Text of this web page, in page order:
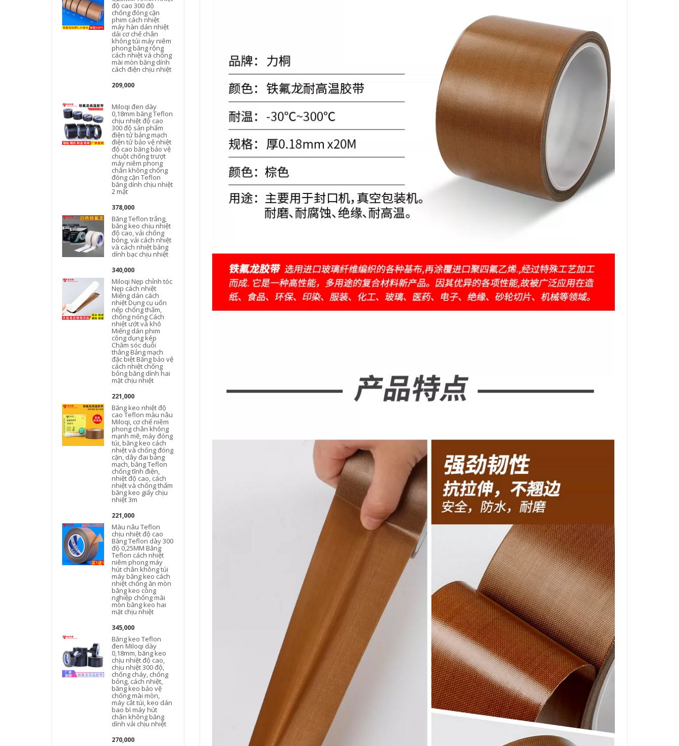
độ cao 300 độ
chống đóng cặn
phim cách nhiệt
máy hàn dán nhiệt
dải cơ chế chân
không túi máy niêm
phong băng rộng
cách nhiệt và chống
mài mòn băng dính
cách điện chịu nhiệt
209,000
Miloqi đen dày
0,18mm băng Teflon
chịu nhiệt độ cao
300 độ sản phẩm
điện tử bảng mạch
điện tử bảo vệ nhiệt
độ cao băng bảo vệ
chuột chống trượt
máy niêm phong
chân không chống
đóng cặn Teflon
băng dính chịu nhiệt
2 mặt
378,000
Băng Teflon trắng,
băng keo chịu nhiệt
độ cao, vải chống
bỏng, vải cách nhiệt
và cách nhiệt băng
dính bạc chịu nhiệt
340,000
Miloqi Nẹp chỉnh tóc
Nẹp cách nhiệt
Miếng dán cách
nhiệt Dụng cụ uốn
nếp chống thấm,
chống nóng Cách
nhiệt ướt và khô
Miếng dán phim
công dụng kép
Chăm sóc duỗi
thẳng Bảng mạch
đặc biệt Băng bảo vệ
cách nhiệt chống
bỏng băng dính hai
mặt chịu nhiệt
221,000
Băng keo nhiệt độ
cao Teflon màu nâu
Miloqi, cơ chế niêm
phong chân không
mạnh mẽ, máy đóng
túi, băng keo cách
nhiệt và chống đóng
cặn, dây đai bảng
mạch, băng Teflon
chống tĩnh điện,
nhiệt độ cao, cách
nhiệt và chống thấm
băng keo giấy chịu
nhiệt 3m
221,000
Màu nâu Teflon
chịu nhiệt độ cao
Băng Teflon dày 300
độ 0,25MM Băng
Teflon cách nhiệt
niêm phong máy
hút chân không túi
máy băng keo cách
nhiệt chống ăn mòn
băng keo công
nghiệp chống mài
mòn băng keo hai
mặt chịu nhiệt
345,000
Băng keo Teflon
đen Miloqi dày
0,18mm, băng keo
chịu nhiệt độ cao,
chịu nhiệt 300 độ,
chống cháy, chống
bỏng, cách nhiệt,
băng keo bảo vệ
chống mài mòn,
máy cắt túi, keo dán
bao bì máy hút
chân không băng
dính vải chịu nhiệt
270,000
phong Dao cắt nóng
vải chống đóng cặn
Băng dính nhiệt độ
cao băng keo 2 mặt
chịu nhiệt 3m
535,000
Băng Teflon trắng,
vải nhiệt độ cao, vải
phong trống máy,
vải chống bỏng, bảo
vệ bảng mạch cách
không, băng keo
chịu nhiệt độ cao
Teflon chống mài
mòn chống trượt
công nghiệp băng
keo 2 mặt chịu nhiệt
vải chống bỏng, vải
cách nhiệt, máy hàn
Teflon, máy đóng
gói chân không, dây
nhiệt, chống dính,
vải chịu nhiệt độ
cao, băng keo
Teflon, keo dán sắt
băng dính vải cách
dính chống dính có
độ nhớt cao bao bì
Băng Teflon dày
Miloqi chịu nhiệt độ
cao bảng mạch cách
nhiệt, chống đóng
cặn, cách nhiệt,
chống mài mòn,
chịu nhiệt độ 300 độ
Máy cắt túi, đóng gói
máy hút chân
Mi Leqi vàng nâu
ngón tay nhiệt độ
cao băng keo điện
vệ pin cách điện
băng cách nhiệt hàn
keo non chịu nhiệt
349,000
nâu mờ hàn cách
nhiệt cách nhiệt bọc
pin băng công
nghiệp polyimide
băng dính chịu nhiệt
cao 250 độ
cao màu xanh lá
cách nhiệt, sơn ô tô,
che chắn bảng
mạch, mạ điện, lò
thiếc, chuyển nhiệt,
keo phim xanh
băng dính chịu nhiệt
cao 250 độ
vi máy hút mùi bẫy
băng keo vá nồi lá
thiếc máy nước
nóng gia đình tự
dính cách nhiệt
202,000
Băng nhiệt độ cao
Ngón tay vàng Băng
keo chịu nhiệt độ
cao PI polyimide
Băng hàn công
nghiệp và chịu nhiệt
nhà máy điện tử
chuyển nhiệt In 3D
điện thoại di động
sửa chữa màn hình
cố định dây nâu
băng cách điện
băng keo non chịu
Benyida Teflon
băng chịu nhiệt độ
cuộn dây sưởi dây
cách nhiệt vải cách
nhiệt cách nhiệt
chống dính vải
chống bỏng trục vệ
tinh bàn phím tùy
chỉnh nhiệt độ cao
Vải teflon băng keo
giấy chịu nhiệt
203,000
Benyida sợi thủy
tinh dày chịu nhiệt
băng nhôm lá mỏng
ống nước niêm
phong băng chống
thấm phạm vi mui